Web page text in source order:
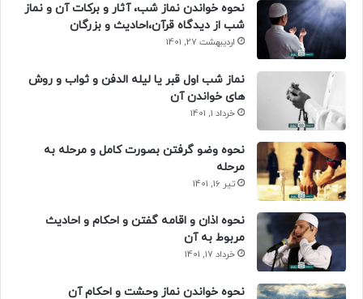
نحوه خواندن نماز شب، آثار و برکات آن و نماز
شب از دیدگاه قرآن،احادیث و بزرگان
اردیبهشت 27, 1401
نماز شب اول قبر یا لیله الدفن و ثواب و روش
های خواندن آن
خرداد 1, 1401
نحوه وضو گرفتن بصورت کامل و مرحله به
مرحله
تیر 16, 1401
نحوه اذان و اقامه گفتن و احکام و احادیث
مربوط به آن
خرداد 17, 1401
نحوه خواندن نماز وحشت و احکام آن